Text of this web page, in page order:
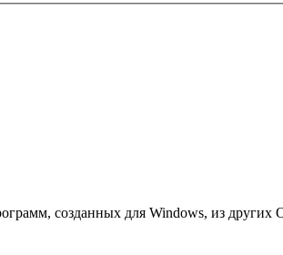
созданных для Windows, из других